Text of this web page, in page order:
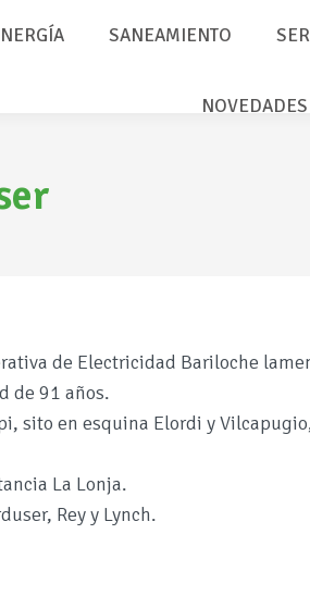
SANEAMIENTO
NOVEDADES
de Electricidad Bariloche
de 91 años.
sito en esquina Elordi y
La Lonja.
Rey y Lynch.